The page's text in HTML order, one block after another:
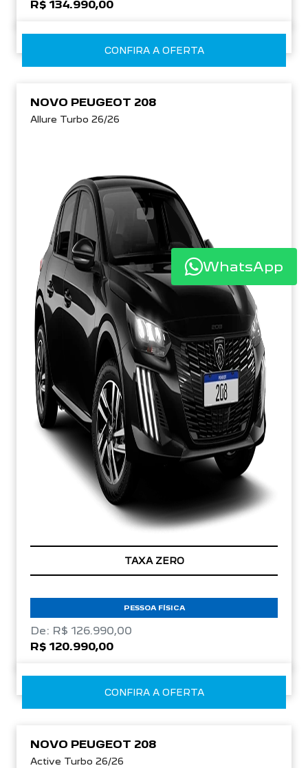
R$ 134.990,00
CONFIRA A OFERTA
NOVO PEUGEOT 208
Allure Turbo 26/26
TAXA ZERO
PESSOA FÍSICA
De: R$ 126.990,00
R$ 120.990,00
CONFIRA A OFERTA
NOVO PEUGEOT 208
Active Turbo 26/26
WhatsApp